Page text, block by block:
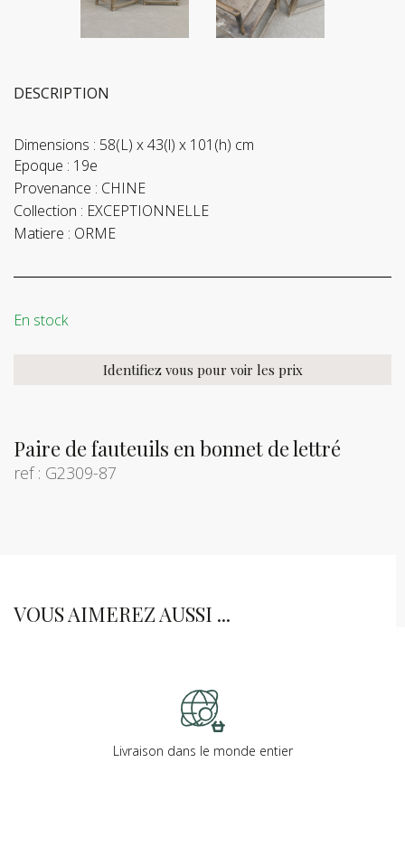
Paire de fauteuils en bonnet de lettré
ref : G2309-87
DESCRIPTION
Dimensions : 58(L) x 43(l) x 101(h) cm
Epoque : 19e
Provenance : CHINE
Collection : EXCEPTIONNELLE
Matiere : ORME
En stock
Identifiez vous pour voir les prix
VOUS AIMEREZ AUSSI ...
Livraison dans le monde entier